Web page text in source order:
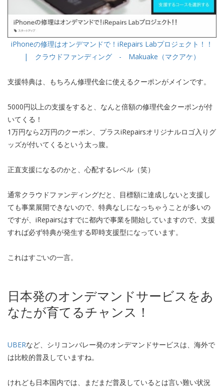
iPhoneの修理はオンデマンドで！iRepairs Labプロジェクト！！
| クラウドファンディング - Makuake（マクアケ）
支援特典は、もちろん修理代金に使えるクーポンがメインです。
5000円以上の支援をすると、なんと倍額の修理代金クーポンが付
いてくる！
1万円なら2万円のクーポン、プラスiRepairsオリジナルロゴ入りグ
ッズが付いてくるという太っ腹。
正直支援になるのかと、心配するレベル（笑）
通常クラウドファンディングだと、目標額に達成しないと支援し
ても事業展開できないので、特典なしになっちゃうことが多いの
ですが、iRepairsはすでに都内で事業を開始していますので、支援
すれば必ず特典が発生する即時支援型になっています。
これはすごいの一言。
日本発のオンデマンドサービスをあ
なたが育てるチャンス！
UBERなど、シリコンバレー発のオンデマンドサービスは、海外で
は比較的普及していますね。
けれども日本国内では、まだまだ普及しているとは言い難い状況